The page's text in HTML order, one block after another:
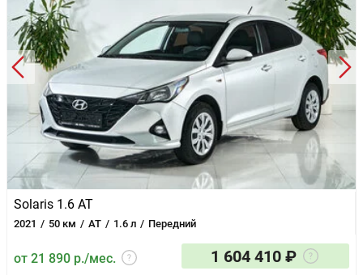
Solaris 1.6 AT
2021 50 км AT 1.6 л Передний
от 21 890 р./мес. 1 604 410 ₽